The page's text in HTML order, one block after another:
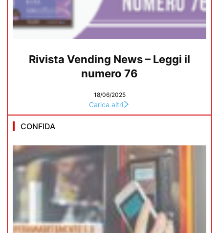
Rivista Vending News – Leggi il
numero 76
18/06/2025
Carica altri
CONFIDA